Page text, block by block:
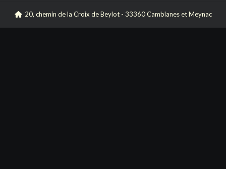
20, chemin de la Croix de Beylot - 33360 Camblanes et Meynac